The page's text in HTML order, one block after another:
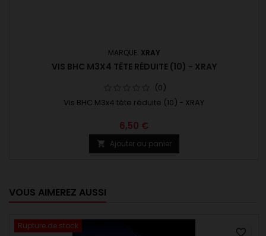
MARQUE: XRAY
VIS BHC M3X4 TÊTE RÉDUITE (10) - XRAY
(0)
Vis BHC M3x4 tête réduite (10) - XRAY
6,50 €
 Ajouter au panier
VOUS AIMEREZ AUSSI
Rupture de stock
favorite_border